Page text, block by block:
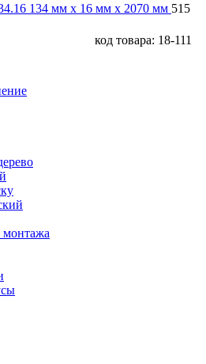
134 мм х 16 мм х 2070 мм 515
код товара: 18-111